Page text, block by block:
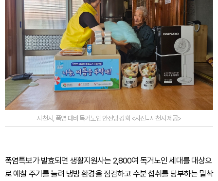
사천시, 폭염 대비 독거노인 안전망 강화 <사진=사천시 제공>
폭염특보가 발효되면 생활지원사는 2,800여 독거노인 세대를 대상으
로 예찰 주기를 늘려 냉방 환경을 점검하고 수분 섭취를 당부하는 밀착